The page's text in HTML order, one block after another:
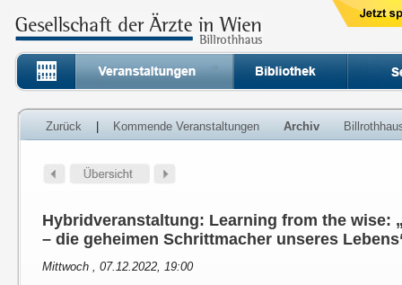
Zurück Kommende Veranstaltungen Archiv
Hybridveranstaltung: Learning from the wise:
– die geheimen Schrittmacher unseres
Mittwoch , 07.12.2022, 19:00